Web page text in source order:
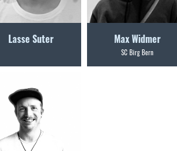
Lasse Suter Max Widmer
SC Birg Bern